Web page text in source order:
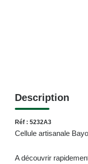
Description
Réf : 5232A3
Cellule artisanale
A découvrir